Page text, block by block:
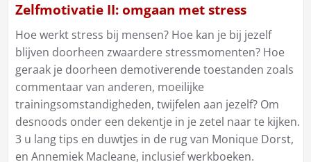
Zelfmotivatie II: omgaan met stress
Hoe werkt stress bij mensen? Hoe kan je bij jezelf
blijven doorheen zwaardere stressmomenten? Hoe
geraak je doorheen demotiverende toestanden zoals
commentaar van anderen, moeilijke
trainingsomstandigheden, twijfelen aan jezelf? Om
desnoods onder een dekentje in je zetel naar te kijken.
3 u lang tips en duwtjes in de rug van Monique Dorst,
en Annemiek Macleane, inclusief werkboeken.